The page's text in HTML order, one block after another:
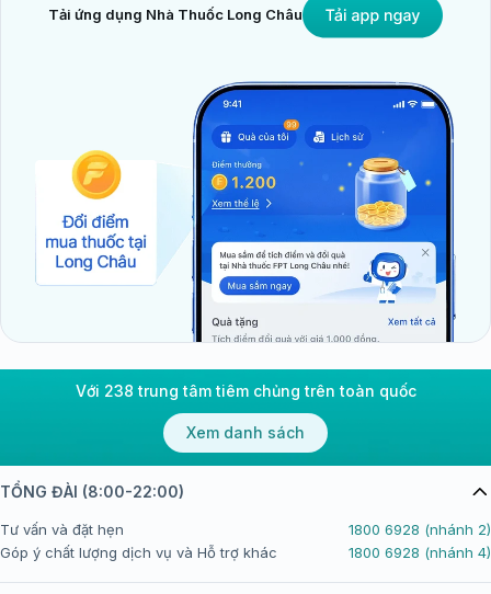
Tải ứng dụng Nhà Thuốc Long Châu
Với 238 trung tâm tiêm chủng trên toàn quốc
Xem danh sách
TỔNG ĐÀI (8:00-22:00)
Tư vấn và đặt hẹn
1800 6928 (nhánh 2)
Góp ý chất lượng dịch vụ và Hỗ trợ khác
1800 6928 (nhánh 4)